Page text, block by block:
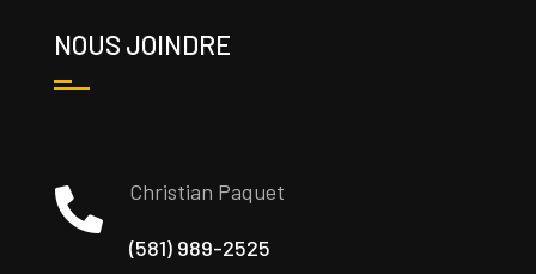
NOUS JOINDRE
Christian Paquet
(581) 989-2525